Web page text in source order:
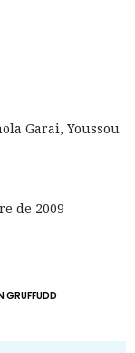
Garai, Youssou
de 2009
GRUFFUDD